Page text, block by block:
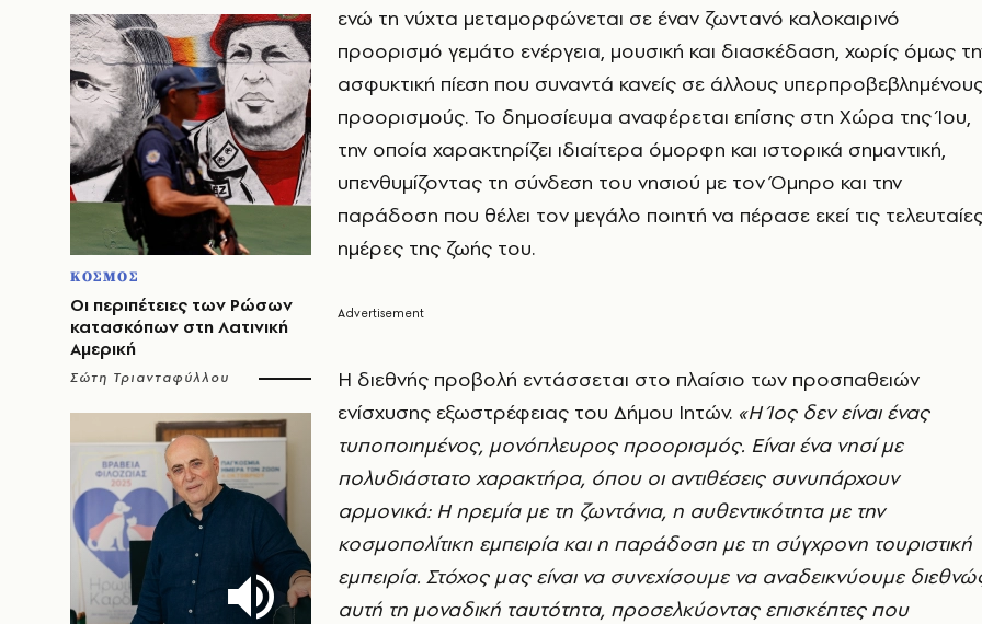
ΚΟΣΜΟΣ
Οι περιπέτειες των Ρώσων
κατασκόπων στη Λατινική
Αμερική
Σώτη Τριανταφύλλου
ενώ τη νύχτα μεταμορφώνεται σε έναν ζωντανό καλοκαιρινό
προορισμό γεμάτο ενέργεια, μουσική και διασκέδαση, χωρίς όμως
ασφυκτική πίεση που συναντά κανείς σε άλλους
προορισμούς. Το δημοσίευμα αναφέρεται επίσης στη Χώρα της Ίου,
την οποία χαρακτηρίζει ιδιαίτερα όμορφη και ιστορικά σημαντική,
υπενθυμίζοντας τη σύνδεση του νησιού με τον Όμηρο και την
παράδοση που θέλει τον μεγάλο ποιητή να πέρασε εκεί τις
ημέρες της ζωής του.
Η διεθνής προβολή εντάσσεται στο πλαίσιο των προσπαθειών
ενίσχυσης εξωστρέφειας του Δήμου Ιητών. «Η Ίος δεν είναι ένας
τυποποιημένος, μονόπλευρος προορισμός. Είναι ένα νησί με
πολυδιάστατο χαρακτήρα, όπου οι αντιθέσεις συνυπάρχουν
αρμονικά: Η ηρεμία με τη ζωντάνια, η αυθεντικότητα με την
κοσμοπολίτικη εμπειρία και η παράδοση με τη σύγχρονη τουριστική
εμπειρία. Στόχος μας είναι να συνεχίσουμε να αναδεικνύουμε
αυτή τη μοναδική ταυτότητα, προσελκύοντας επισκέπτες που